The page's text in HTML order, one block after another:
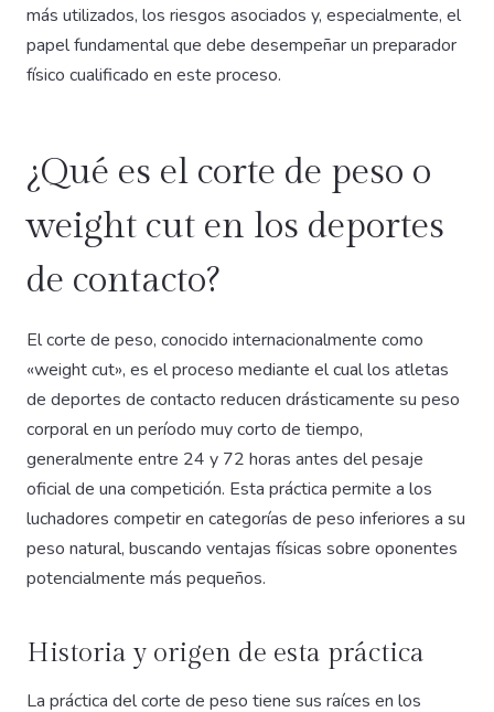
más utilizados, los riesgos asociados y, especialmente, el
papel fundamental que debe desempeñar un preparador
físico cualificado en este proceso.
¿Qué es el corte de peso o
weight cut en los deportes
de contacto?
El corte de peso, conocido internacionalmente como
«weight cut», es el proceso mediante el cual los atletas
de deportes de contacto reducen drásticamente su peso
corporal en un período muy corto de tiempo,
generalmente entre 24 y 72 horas antes del pesaje
oficial de una competición. Esta práctica permite a los
luchadores competir en categorías de peso inferiores a su
peso natural, buscando ventajas físicas sobre oponentes
potencialmente más pequeños.
Historia y origen de esta práctica
La práctica del corte de peso tiene sus raíces en los